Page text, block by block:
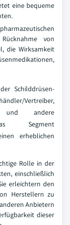
eine bequeme
von
die Wirksamkeit
Schilddrüsen-
Vertreiber,
und andere
Segment
erheblichen
Rolle in der
einschließlich
erleichtern den
Herstellern zu
Anbietern
dieser